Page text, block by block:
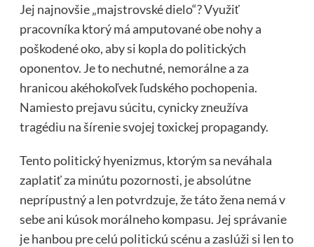
Jej najnovšie „majstrovské dielo“? Využiť
pracovníka ktorý má amputované obe nohy a
poškodené oko, aby si kopla do politických
oponentov. Je to nechutné, nemorálne a za
hranicou akéhokoľvek ľudského pochopenia.
Namiesto prejavu súcitu, cynicky zneužíva
tragédiu na šírenie svojej toxickej propagandy.
Tento politický hyenizmus, ktorým sa neváhala
zaplatiť za minútu pozornosti, je absolútne
neprípustný a len potvrdzuje, že táto žena nemá v
sebe ani kúsok morálneho kompasu. Jej správanie
je hanbou pre celú politickú scénu a zaslúži si len to